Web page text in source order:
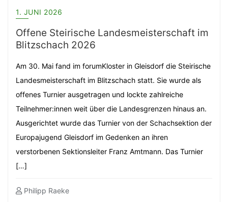
1. JUNI 2026
Offene Steirische Landesmeisterschaft im
Blitzschach 2026
Am 30. Mai fand im forumKloster in Gleisdorf die Steirische
Landesmeisterschaft im Blitzschach statt. Sie wurde als
offenes Turnier ausgetragen und lockte zahlreiche
Teilnehmer:innen weit über die Landesgrenzen hinaus an.
Ausgerichtet wurde das Turnier von der Schachsektion der
Europajugend Gleisdorf im Gedenken an ihren
verstorbenen Sektionsleiter Franz Amtmann. Das Turnier
[…]
Philipp Raeke